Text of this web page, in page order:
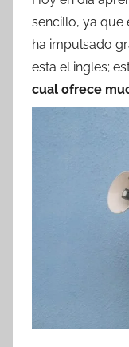
sencillo, ya que
ha impulsado
esta el ingles;
cual ofrece